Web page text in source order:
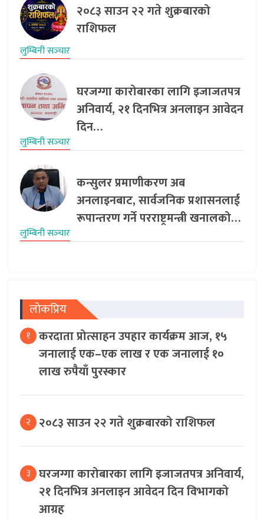
२०८३ साउन २२ गते शुक्रबारको
राशिफल
लुम्बिनी सञ्‍चार
घरजग्गा कारोबारका लागि इजाजतपत्र
अनिवार्य, २१ दिनभित्र अनलाइन आवेदन
दिन…
लुम्बिनी सञ्‍चार
कन्सुलर प्रमाणीकरण अब
अनलाइनबाट, सार्वजनिक प्रशासनलाई
रूपान्तरण गर्ने परराष्ट्रमन्त्री खनालको…
लुम्बिनी सञ्‍चार
लोकप्रिय
१ करदाता प्रोत्साहन उपहार कार्यक्रम आज, १५
जनालाई एक–एक लाख र एक जनालाई १०
लाख रुपैयाँ पुरस्कार
२ २०८३ साउन २२ गते शुक्रबारको राशिफल
३ घरजग्गा कारोबारका लागि इजाजतपत्र अनिवार्य,
२१ दिनभित्र अनलाइन आवेदन दिन विभागको
आग्रह